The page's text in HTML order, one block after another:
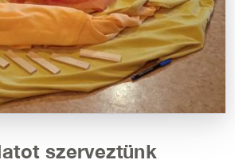
szerveztünk